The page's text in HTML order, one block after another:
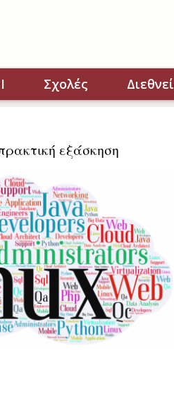
Σχολές
εξάσκηση